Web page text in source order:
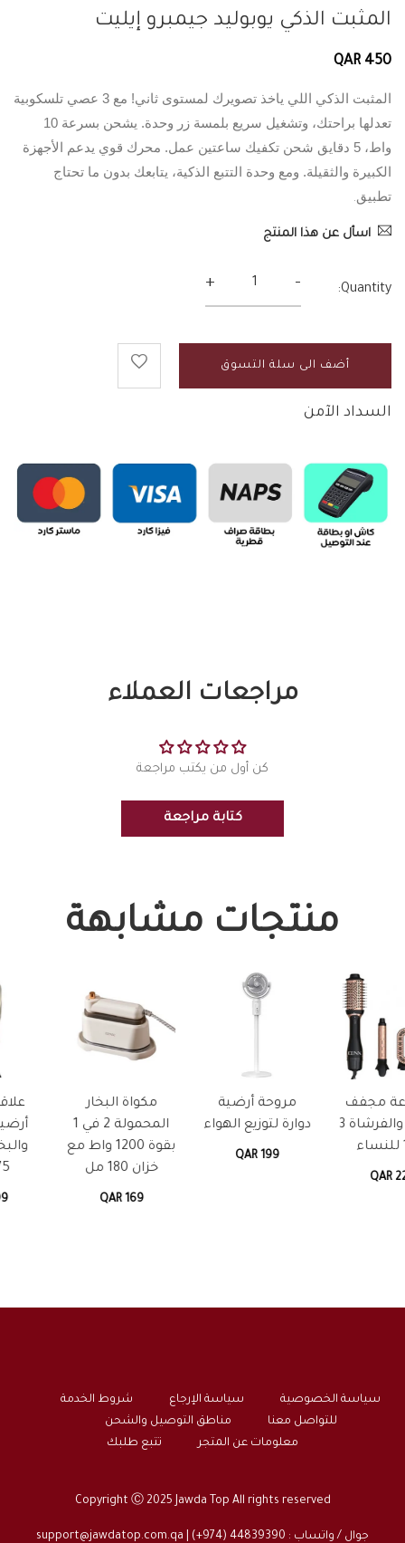
المثبت الذكي يوبوليد جيمبرو إيليت
QAR 450
المثبت الذكي اللي ياخذ تصويرك لمستوى ثاني! مع 3 عصي تلسكوبية
تعدلها براحتك، وتشغيل سريع بلمسة زر وحدة. يشحن بسرعة 10
واط، 5 دقايق شحن تكفيك ساعتين عمل. محرك قوي يدعم الأجهزة
الكبيرة والثقيلة. ومع وحدة التتبع الذكية، يتابعك بدون ما تحتاج
تطبيق.
اسأل عن هذا المنتج
Quantity:
-
+
أضف الى سلة التسوق
السداد الآمن
مراجعات العملاء
كن أول من يكتب مراجعة
كتابة مراجعة
منتجات مشابهة
3
مروحة أرضية
دوارة لتوزيع الهواء
مكواة البخار
المحمولة 2 في 1
بقوة 1200 واط مع
علاقة ملابس
أرضية للعطور
والبخور بارتفاع
سياسة الخصوصية سياسة الإرجاع
شروط الخدمة
للتواصل معنا
مناطق التوصيل والشحن
معلومات عن المتجر
تتبع طلبك
Copyright Ⓒ 2025 Jawda Top All rights reserved
جوال / واتساب : 44839390 (974+) | support@jawdatop.com.qa